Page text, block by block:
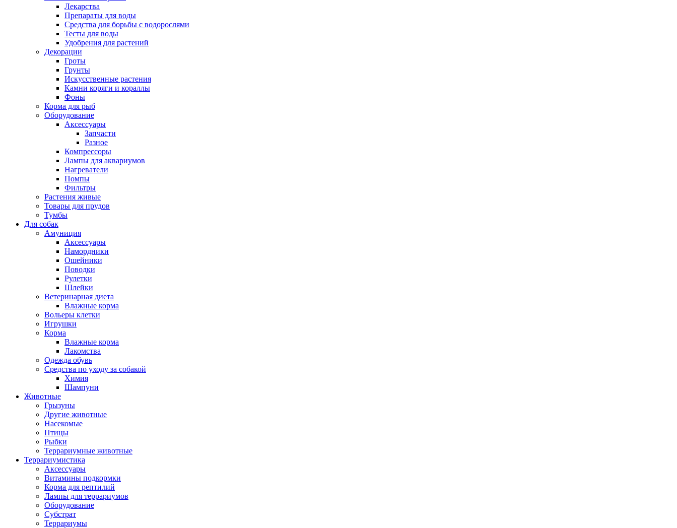
Лекарства
Препараты для воды
Средства для борьбы с водорослями
Тесты для воды
Удобрения для растений
Декорации
Гроты
Грунты
Искусственные растения
Камни коряги и кораллы
Фоны
Корма для рыб
Оборудование
Аксессуары
Запчасти
Разное
Компрессоры
Лампы для аквариумов
Нагреватели
Помпы
Фильтры
Растения живые
Товары для прудов
Тумбы
Для собак
Амуниция
Аксессуары
Намордники
Ошейники
Поводки
Рулетки
Шлейки
Ветеринарная диета
Влажные корма
Вольеры клетки
Игрушки
Корма
Влажные корма
Лакомства
Одежда обувь
Средства по уходу за собакой
Химия
Шампуни
Животные
Грызуны
Другие животные
Насекомые
Птицы
Рыбки
Террариумные животные
Террариумистика
Аксессуары
Витамины подкормки
Корма для рептилий
Лампы для террариумов
Оборудование
Субстрат
Террариумы